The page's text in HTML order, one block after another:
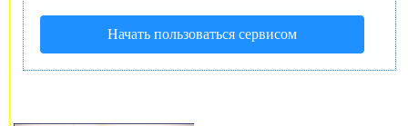
Начать пользоваться сервисом